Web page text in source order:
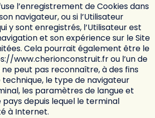
l’enregistrement de Cookies dans
navigateur, ou si l’Utilisateur
y sont enregistrés, l’Utilisateur est
et son expérience sur le Site
Cela pourrait également être le
www.cherionconstruit.frou l’un de
peut pas reconnaître, à des fins
le type de navigateur
les paramètres de langue et
pays depuis lequel le terminal
à Internet.